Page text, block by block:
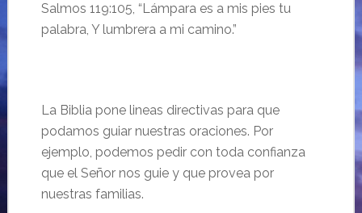
Salmos 119:105, “Lámpara es a mis pies tu
palabra, Y lumbrera a mi camino.”
La Biblia pone lineas directivas para que
podamos guiar nuestras oraciones. Por
ejemplo, podemos pedir con toda confianza
que el Señor nos guie y que provea por
nuestras familias.